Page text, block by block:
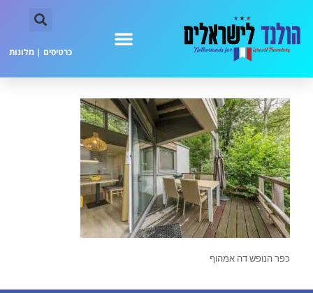
כרטיסים | מלונות
כפר הנופש דה אמהוף